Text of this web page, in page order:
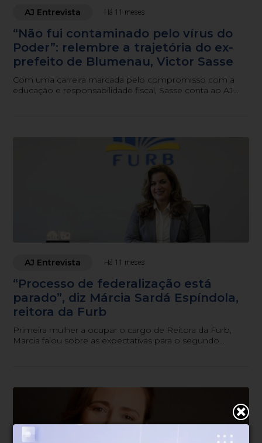
AJ Entrevista Há 11 meses
“Não fui contaminado pelo vírus do
Poder”: relembre a trajetória do ex-
prefeito de Blumenau, Victor Sasse
Com uma carreira marcada pelo compromisso com a
educação e responsabilidade fiscal, Sasse conta ao AJ
AJ Entrevista Há 11 meses
“Processo de federalização está
parado”, diz Márcia Sardá Espíndola,
reitora da Furb
Primeira mulher a ocupar o cargo de Reitora da Furb,
Marcia falou sobre as expectativas para o segundo